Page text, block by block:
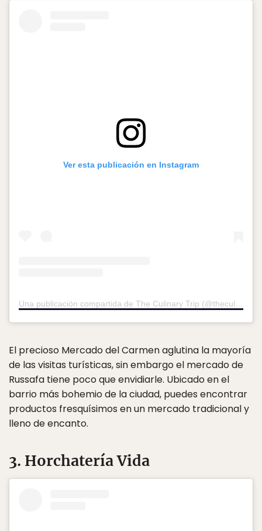
Ver esta publicación en Instagram
El precioso Mercado del Carmen aglutina la mayoría
de las visitas turísticas, sin embargo el mercado de
Russafa tiene poco que envidiarle. Ubicado en el
barrio más bohemio de la ciudad, puedes encontrar
productos fresquísimos en un mercado tradicional y
lleno de encanto.
3. Horchatería Vida